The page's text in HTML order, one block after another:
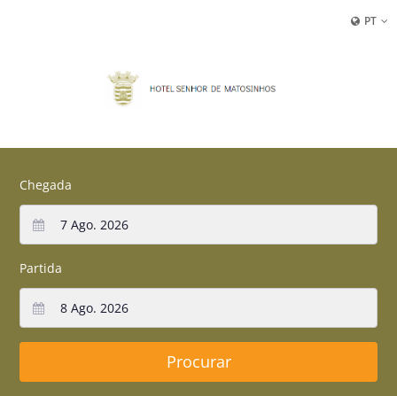
PT
Chegada
Partida